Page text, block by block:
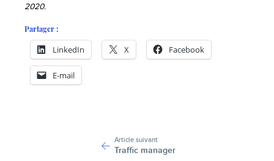
2020.
Partager :
LinkedIn X Facebook
E-mail
Article suivant
Traffic manager